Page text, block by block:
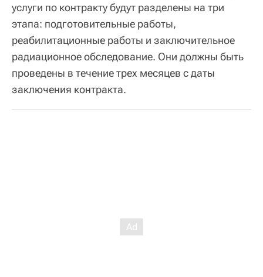
услуги по контракту будут разделены на три
этапа: подготовительные работы,
реабилитационные работы и заключительное
радиационное обследование. Они должны быть
проведены в течение трех месяцев с даты
заключения контракта.